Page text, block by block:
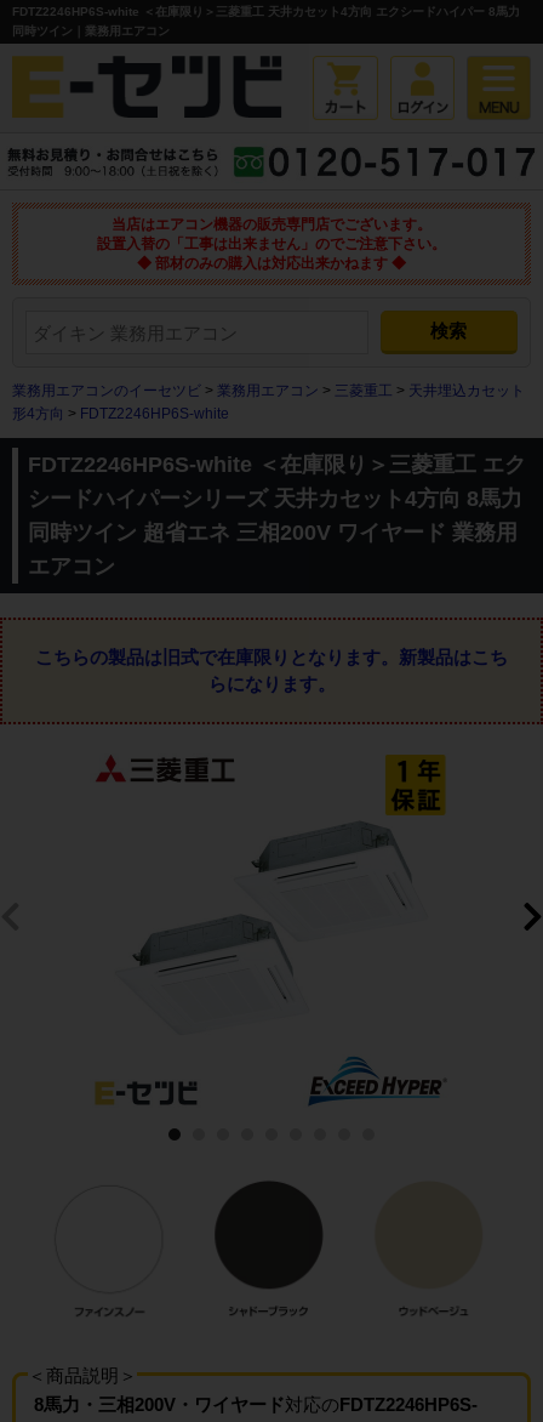
FDTZ2246HP6S-white ＜在庫限り＞三菱重工 天井カセット4方向 エクシードハイパー 8馬力
同時ツイン｜業務用エアコン
当店はエアコン機器の販売専門店でございます。
設置入替の「工事は出来ません」のでご注意下さい。
◆ 部材のみの購入は対応出来かねます ◆
業務用エアコンのイーセツビ > 業務用エアコン > 三菱重工 > 天井埋込カセット
形4方向 > FDTZ2246HP6S-white
FDTZ2246HP6S-white ＜在庫限り＞三菱重工 エク
シードハイパーシリーズ 天井カセット4方向 8馬力
同時ツイン 超省エネ 三相200V ワイヤード 業務用
エアコン
こちらの製品は旧式で在庫限りとなります。 新製品はこち
らになります。
＜商品説明＞
8馬力・三相200V・ワイヤード対応のFDTZ2246HP6S-